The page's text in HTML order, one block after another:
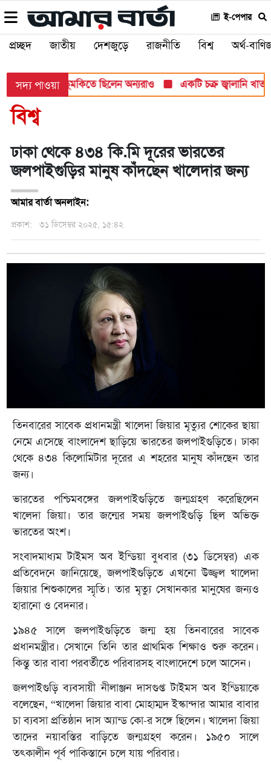
ই-পেপার
প্রচ্ছদ জাতীয় দেশজুড়ে রাজনীতি বিশ্ব অর্থ-
সদ্য পাওয়া
টার্গেট, হুমকিতে ছিলেন অন্যরাও একটি চক্র জ্বালানি খাতকে
বিশ্ব
ঢাকা থেকে ৪৩৪ কি.মি দূরের ভারতের
জলপাইগুড়ির মানুষ কাঁদছেন খালেদার জন্য
আমার বার্তা অনলাইন:
প্রকাশ: ৩১ ডিসেম্বর ২০২৫, ১৫:৪২
তিনবারের সাবেক প্রধানমন্ত্রী খালেদা জিয়ার মৃত্যুর শোকের ছায়া
নেমে এসেছে বাংলাদেশ ছাড়িয়ে ভারতের জলপাইগুড়িতে। ঢাকা
থেকে ৪৩৪ কিলোমিটার দূরের এ শহরের মানুষ কাঁদছেন তার
জন্য।
ভারতের পশ্চিমবঙ্গের জলপাইগুড়িতে জন্মগ্রহণ করেছিলেন
খালেদা জিয়া। তার জন্মের সময় জলপাইগুড়ি ছিল অভিক্ত
ভারতের অংশ।
সংবাদমাধ্যম টাইমস অব ইন্ডিয়া বুধবার (৩১ ডিসেম্বর) এক
প্রতিবেদনে জানিয়েছে, জলপাইগুড়িতে এখনো উজ্জ্বল খালেদা
জিয়ার শিশুকালের স্মৃতি। তার মৃত্যু সেখানকার মানুষের জন্যও
হারানো ও বেদনার।
১৯৪৫ সালে জলপাইগুড়িতে জন্ম হয় তিনবারের সাবেক
প্রধানমন্ত্রীর। সেখানে তিনি তার প্রাথমিক শিক্ষাও শুরু করেন।
কিন্তু তার বাবা পরবর্তীতে পরিবারসহ বাংলাদেশে চলে আসেন।
জলপাইগুড়ি ব্যবসায়ী নীলাঞ্জন দাসগুপ্ত টাইমস অব ইন্ডিয়াকে
বলেছেন, “খালেদা জিয়ার বাবা মোহাম্মদ ইস্কান্দার আমার বাবার
চা ব্যবসা প্রতিষ্ঠান দাস অ্যান্ড কো-র সঙ্গে ছিলেন। খালেদা জিয়া
তাদের নয়াবস্তির বাড়িতে জন্মগ্রহণ করেন। ১৯৫০ সালে
তৎকালীন পূর্ব পাকিস্তানে চলে যায় পরিবার।